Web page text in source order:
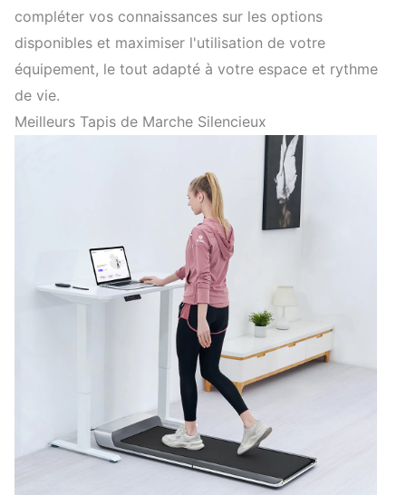
compléter vos connaissances sur les options
disponibles et maximiser l'utilisation de votre
équipement, le tout adapté à votre espace et rythme
de vie.
Meilleurs Tapis de Marche Silencieux